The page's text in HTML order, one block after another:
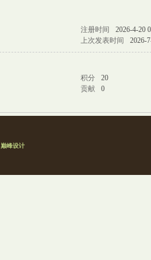
注册时间
2026-4-20
上次发表时间 2026-
积分
20
贡献 0
巅峰设计